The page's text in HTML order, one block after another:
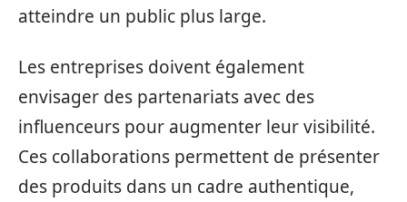
atteindre un public plus large.
Les entreprises doivent également
envisager des partenariats avec des
influenceurs pour augmenter leur visibilité.
Ces collaborations permettent de présenter
des produits dans un cadre authentique,